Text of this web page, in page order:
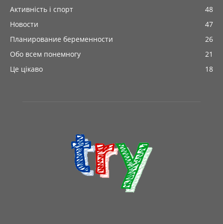
Активність і спорт
48
Новости
47
Планирование беременности
26
Обо всем понемногу
21
Це цікаво
18